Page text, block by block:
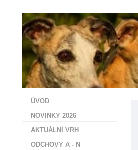
ÚVOD
NOVINKY 2026
AKTUÁLNÍ VRH
ODCHOVY A - N